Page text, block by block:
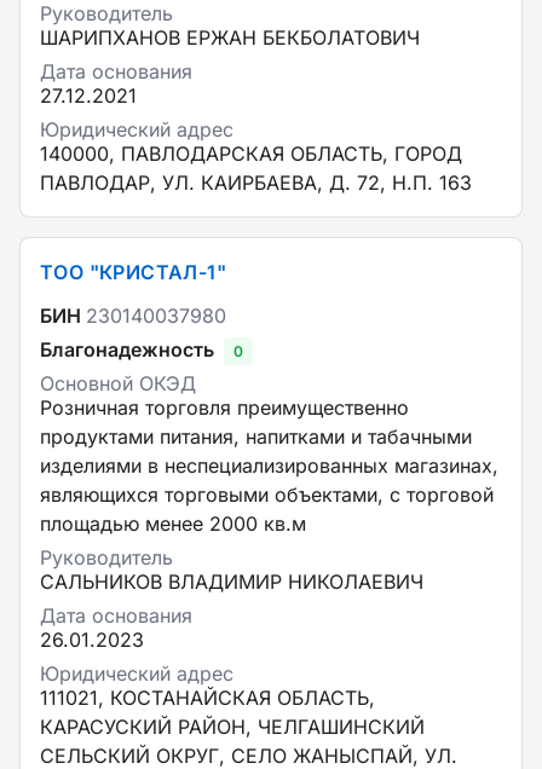
Руководитель
ШАРИПХАНОВ ЕРЖАН БЕКБОЛАТОВИЧ
Дата основания
27.12.2021
Юридический адрес
140000, ПАВЛОДАРСКАЯ ОБЛАСТЬ, ГОРОД
ПАВЛОДАР, УЛ. КАИРБАЕВА, Д. 72, Н.П. 163
ТОО "КРИСТАЛ-1"
БИН 230140037980
Благонадежность
0
Основной ОКЭД
Розничная торговля преимущественно
продуктами питания, напитками и табачными
изделиями в неспециализированных магазинах,
являющихся торговыми объектами, с торговой
площадью менее 2000 кв.м
Руководитель
САЛЬНИКОВ ВЛАДИМИР НИКОЛАЕВИЧ
Дата основания
26.01.2023
Юридический адрес
111021, КОСТАНАЙСКАЯ ОБЛАСТЬ,
КАРАСУСКИЙ РАЙОН, ЧЕЛГАШИНСКИЙ
СЕЛЬСКИЙ ОКРУГ, СЕЛО ЖАНЫСПАЙ, УЛ.